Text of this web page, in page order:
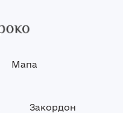
Мапа
Закордон